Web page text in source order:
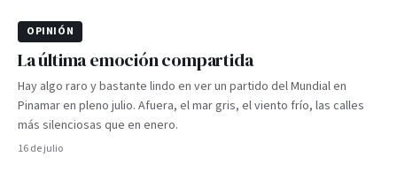
OPINIÓN
La última emoción compartida
Hay algo raro y bastante lindo en ver un partido del Mundial en
Pinamar en pleno julio. Afuera, el mar gris, el viento frío, las calles
más silenciosas que en enero.
16 de julio